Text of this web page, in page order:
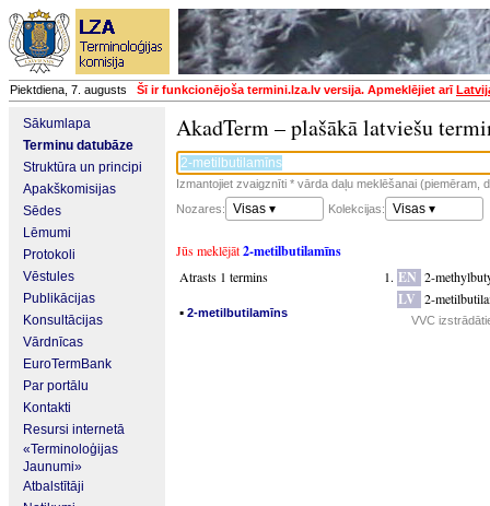
Piektdiena, 7. augusts Šī ir funkcionējoša termini.lza.lv versija. Apmeklējiet arī
Sākumlapa
Terminu datubāze
Struktūra un principi
Apakškomisijas
Sēdes
Lēmumi
Protokoli
Vēstules
Publikācijas
Konsultācijas
Vārdnīcas
EuroTermBank
Par portālu
Kontakti
Resursi internetā
«Terminoloģijas
Jaunumi»
Atbalstītāji
AkadTerm – plašākā latviešu
Izmantojiet zvaigznīti * vārda daļu meklēšanai (piemēram,
Nozares:
Visas ▾ Kolekcijas: Visas ▾
Jūs meklējāt2-metilbutilamīns
Atrasts 1 termins
▪ 2-metilbutilamīns
EN 2-
LV 2-
VVC